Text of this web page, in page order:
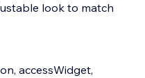
look to match
accessWidget,